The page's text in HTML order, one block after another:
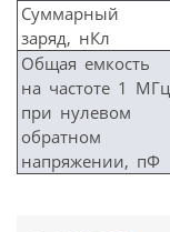
Суммарный
заряд, нКл
Общая емкость
на частоте 1 МГц
при нулевом
обратном
напряжении, пФ